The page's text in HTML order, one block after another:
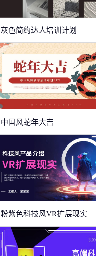
灰色简约达人培训计划
中国风蛇年大吉
粉紫色科技风VR扩展现实